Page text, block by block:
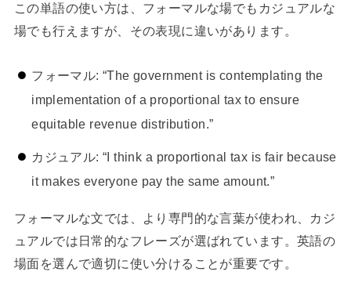
この単語の使い方は、フォーマルな場でもカジュアルな
場でも行えますが、その表現に違いがあります。
フォーマル: “The government is contemplating the
implementation of a proportional tax to ensure
equitable revenue distribution.”
カジュアル: “I think a proportional tax is fair because
it makes everyone pay the same amount.”
フォーマルな文では、より専門的な言葉が使われ、カジ
ュアルでは日常的なフレーズが選ばれています。英語の
場面を選んで適切に使い分けることが重要です。